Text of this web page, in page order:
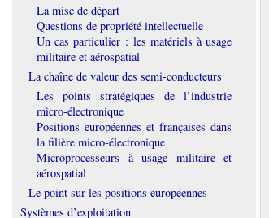
La mise de départ
Questions de propriété intellectuelle
Un cas particulier : les matériels à usage
militaire et aérospatial
La chaîne de valeur des semi-conducteurs
Les points stratégiques de l’industrie
micro-électronique
Positions européennes et françaises dans
la filière micro-électronique
Microprocesseurs à usage militaire et
aérospatial
Le point sur les positions européennes
Systèmes d’exploitation